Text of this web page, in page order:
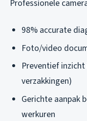
Professionele
98% accurate
Foto/video
Preventief
verzakkingen)
Gerichte aanpak
werkuren